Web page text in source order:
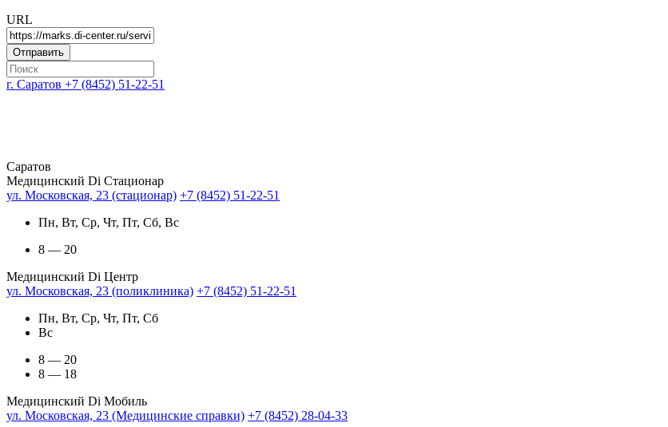
URL
г. Саратов +7 (8452) 51-22-51
Саратов
Медицинский Di Стационар
ул. Московская, 23 (стационар) +7 (8452) 51-22-51
Пн, Вт, Ср, Чт, Пт, Сб, Вс
8 — 20
Медицинский Di Центр
ул. Московская, 23 (поликлиника) +7 (8452) 51-22-51
Пн, Вт, Ср, Чт, Пт, Сб
Вс
8 — 20
8 — 18
Медицинский Di Мобиль
ул. Московская, 23 (Медицинские справки) +7 (8452) 28-04-33